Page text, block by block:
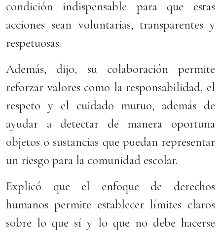
condición indispensable para que estas
acciones sean voluntarias, transparentes y
respetuosas.
Además, dijo, su colaboración permite
reforzar valores como la responsabilidad, el
respeto y el cuidado mutuo, además de
ayudar a detectar de manera oportuna
objetos o sustancias que puedan representar
un riesgo para la comunidad escolar.
Explicó que el enfoque de derechos
humanos permite establecer límites claros
sobre lo que sí y lo que no debe hacerse